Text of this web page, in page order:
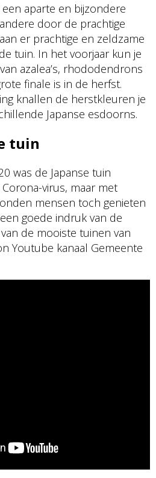
een aparte en bijzondere
door de prachtige
er prachtige en zeldzame
tuin. In het voorjaar kun je
azalea’s, rhododendrons
finale is in de herfst.
knallen de herstkleuren je
Japanse esdoorns.
tuin
was de Japanse tuin
virus, maar met
mensen toch genieten
goede indruk van de
de mooiste tuinen van
Youtube kanaal Gemeente